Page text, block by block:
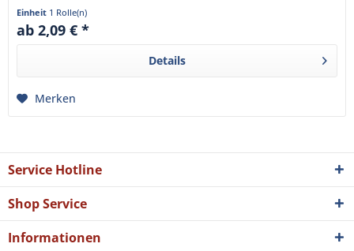
Einheit 1 Rolle(n)
ab 2,09 € *
Details
Merken
Service Hotline
Shop Service
Informationen